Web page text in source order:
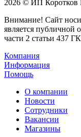
2026 © ИП
Внимание! Сайт
является публичной
части 2 статьи 437
Компания
Информация
Помощь
О компании
Новости
Сотрудники
Вакансии
Магазины